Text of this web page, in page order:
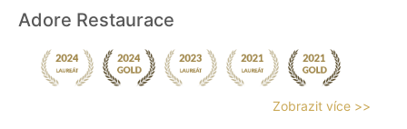
Adore Restaurace
Zobrazit více >>